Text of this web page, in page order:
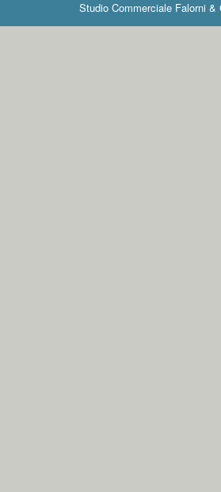
Studio Commerciale Falorni